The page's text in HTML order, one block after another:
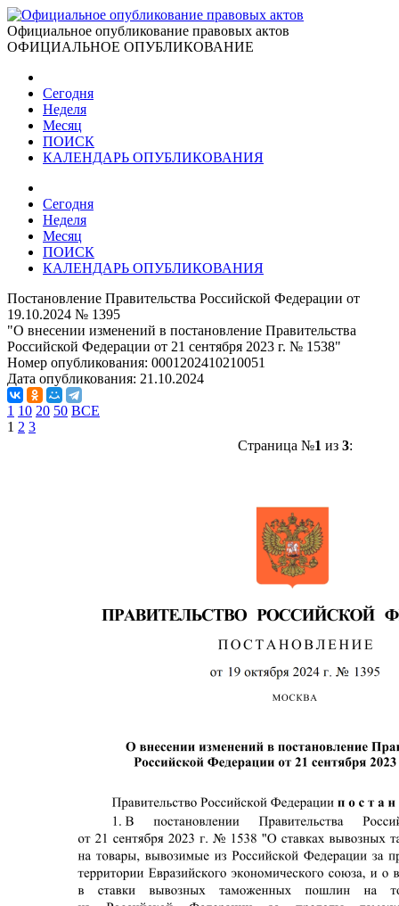
Официальное опубликование правовых актов
ОФИЦИАЛЬНОЕ ОПУБЛИКОВАНИЕ
Сегодня
Неделя
Месяц
ПОИСК
КАЛЕНДАРЬ ОПУБЛИКОВАНИЯ
Сегодня
Неделя
Месяц
ПОИСК
КАЛЕНДАРЬ ОПУБЛИКОВАНИЯ
Постановление Правительства Российской Федерации от
19.10.2024 № 1395
"О внесении изменений в постановление Правительства
Российской Федерации от 21 сентября 2023 г. № 1538"
Номер опубликования: 0001202410210051
Дата опубликования: 21.10.2024
1 10 20 50 ВСЕ
1 2 3
Страница №1 из 3: